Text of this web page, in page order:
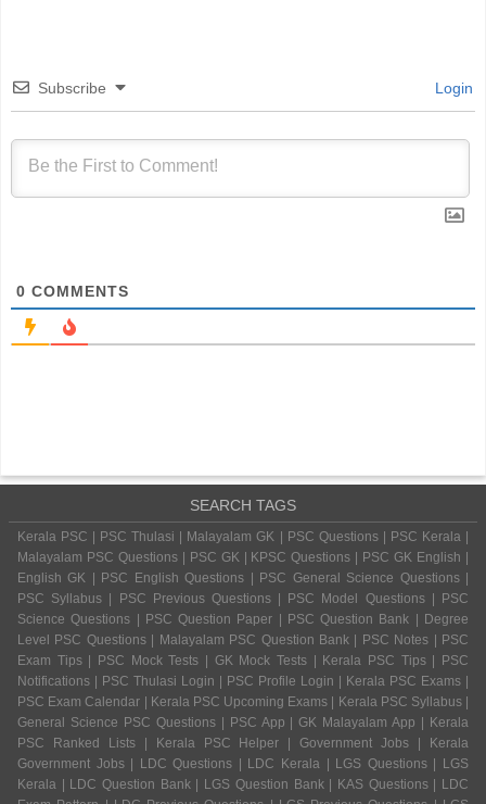
Subscribe Login
0 COMMENTS
SEARCH TAGS
Kerala PSC | PSC Thulasi | Malayalam GK | PSC Questions | PSC Kerala |
Malayalam PSC Questions | PSC GK | KPSC Questions | PSC GK English |
English GK | PSC English Questions | PSC General Science Questions |
PSC Syllabus | PSC Previous Questions | PSC Model Questions | PSC
Science Questions | PSC Question Paper | PSC Question Bank | Degree
Level PSC Questions | Malayalam PSC Question Bank | PSC Notes | PSC
Exam Tips | PSC Mock Tests | GK Mock Tests | Kerala PSC Tips | PSC
Notifications | PSC Thulasi Login | PSC Profile Login | Kerala PSC Exams |
PSC Exam Calendar | Kerala PSC Upcoming Exams | Kerala PSC Syllabus |
General Science PSC Questions | PSC App | GK Malayalam App | Kerala
PSC Ranked Lists | Kerala PSC Helper | Government Jobs | Kerala
Government Jobs | LDC Questions | LDC Kerala | LGS Questions | LGS
Kerala | LDC Question Bank | LGS Question Bank | KAS Questions | LDC